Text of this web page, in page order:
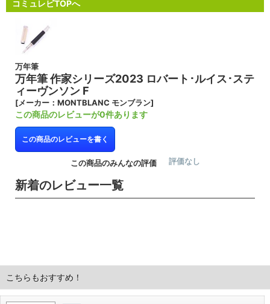
コミュレビTOPへ
万年筆
万年筆 作家シリーズ2023 ロバート･ルイス･ステ
ィーヴンソン F
[メーカー：MONTBLANC モンブラン]
この商品のレビューが0件あります
この商品のレビューを書く
この商品のみんなの評価 評価なし
新着のレビュー一覧
こちらもおすすめ！